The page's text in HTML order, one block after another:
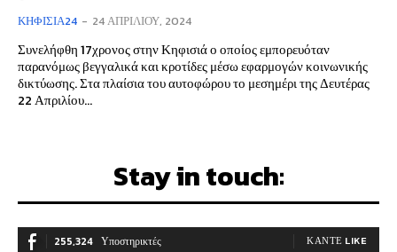
ΚΗΦΙΣΙΆ24 - 24 ΑΠΡΙΛΊΟΥ, 2024
Συνελήφθη 17χρονος στην Κηφισιά ο οποίος εμπορευόταν
παρανόμως βεγγαλικά και κροτίδες μέσω εφαρμογών κοινωνικής
δικτύωσης. Στα πλαίσια του αυτοφώρου το μεσημέρι της Δευτέρας
22 Απριλίου...
Stay in touch:
255,324 Υποστηρικτές ΚΆΝΤΕ LIKE